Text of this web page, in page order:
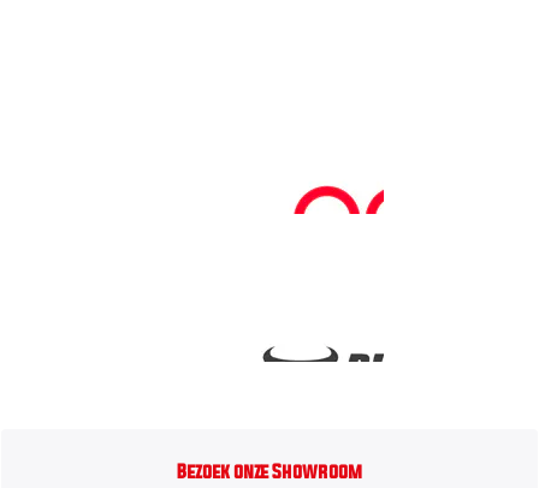
Bezoek onze Showroom